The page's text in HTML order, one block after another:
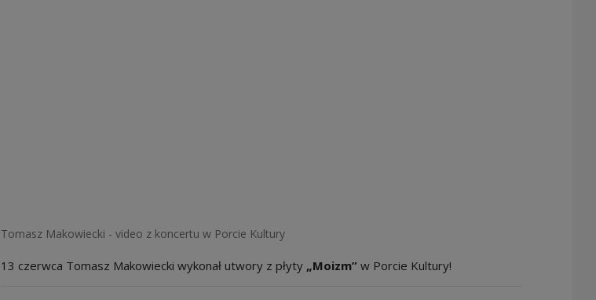
Tomasz Makowiecki - video z koncertu w Porcie Kultury
13 czerwca Tomasz Makowiecki wykonał utwory z płyty „Moizm” w Porcie Kultury!